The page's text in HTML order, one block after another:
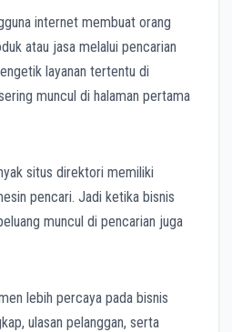
internet membuat orang
atau jasa melalui pencarian
layanan tertentu di
muncul di halaman pertama
situs direktori memiliki
pencari. Jadi ketika bisnis
muncul di pencarian juga
lebih percaya pada bisnis
ulasan pelanggan, serta